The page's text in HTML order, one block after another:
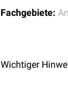
Fachgebiete:
Wichtiger